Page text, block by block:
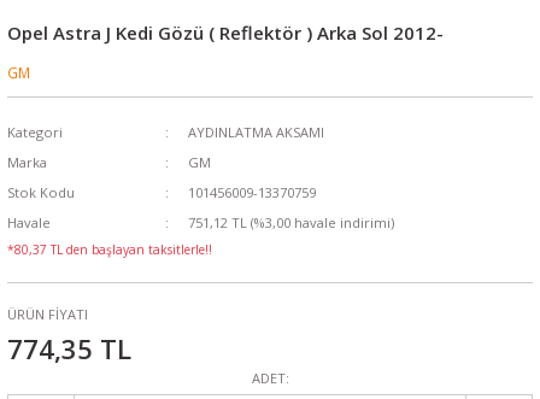
Opel Astra J Kedi Gözü ( Reflektör ) Arka Sol 2012-
GM
Kategori
AYDINLATMA AKSAMI
Marka
GM
Stok Kodu
101456009-13370759
Havale
751,12 TL (%3,00 havale indirimi)
*80,37 TL den başlayan taksitlerle!!
ÜRÜN FİYATI
774,35 TL
ADET: